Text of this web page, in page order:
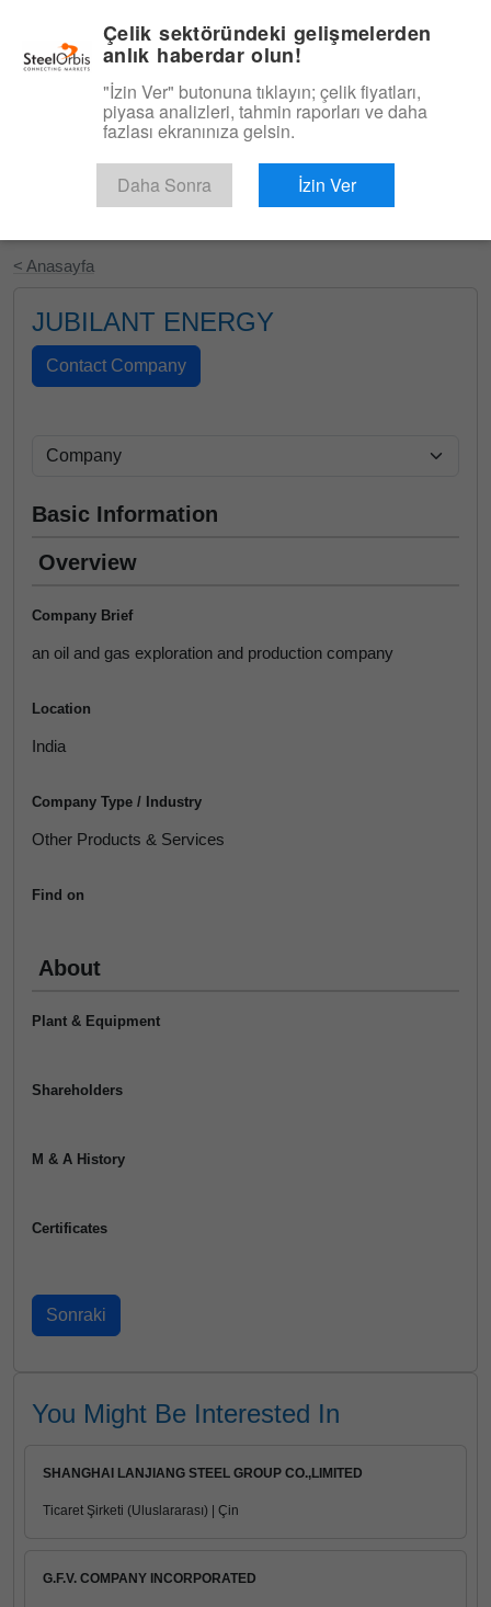
Ücretsiz Deneyin
< Anasayfa
JUBILANT ENERGY
Basic Information
Overview
Company Brief
an oil and gas exploration and production company
Location
India
Company Type / Industry
Other Products & Services
Find on
About
Plant & Equipment
Shareholders
M & A History
Certificates
You Might Be Interested In
SHANGHAI LANJIANG STEEL GROUP CO.,LIMITED
Ticaret Şirketi (Uluslararası) | Çin
G.F.V. COMPANY INCORPORATED
Çelik sektöründeki gelişmelerden
anlık haberdar olun!
"İzin Ver" butonuna tıklayın; çelik fiyatları,
piyasa analizleri, tahmin raporları ve daha
fazlası ekranınıza gelsin.
Daha Sonra İzin Ver